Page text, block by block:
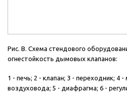
Рис. В. Схема стендового
огнестойкость дымовых клапанов:
1 - печь; 2 - клапан; 3 - переходник; 4
воздуховода; 5 - диафрагма; 6 -